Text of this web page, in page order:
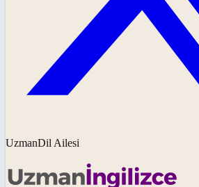
UzmanDil Ailesi